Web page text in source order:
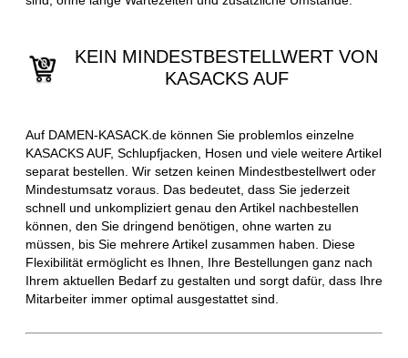
KEIN MINDESTBESTELLWERT VON
KASACKS AUF
Auf DAMEN-KASACK.de können Sie problemlos einzelne
KASACKS AUF, Schlupfjacken, Hosen und viele weitere Artikel
separat bestellen. Wir setzen keinen Mindestbestellwert oder
Mindestumsatz voraus. Das bedeutet, dass Sie jederzeit
schnell und unkompliziert genau den Artikel nachbestellen
können, den Sie dringend benötigen, ohne warten zu
müssen, bis Sie mehrere Artikel zusammen haben. Diese
Flexibilität ermöglicht es Ihnen, Ihre Bestellungen ganz nach
Ihrem aktuellen Bedarf zu gestalten und sorgt dafür, dass Ihre
Mitarbeiter immer optimal ausgestattet sind.